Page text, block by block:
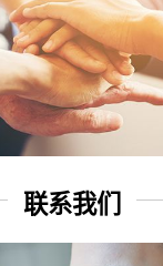
联系我们